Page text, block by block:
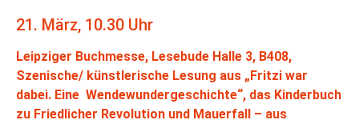
21. März, 10.30 Uhr
Leipziger Buchmesse, Lesebude Halle 3, B408,
Szenische/ künstlerische Lesung aus „Fritzi war
dabei. Eine Wendewundergeschichte“, das Kinderbuch
zu Friedlicher Revolution und Mauerfall – aus